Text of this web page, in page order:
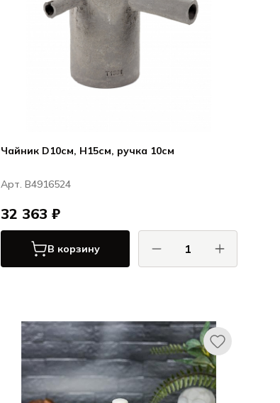
Чайник D10см, H15см, ручка 10см
Арт. B4916524
32 363 ₽
В корзину